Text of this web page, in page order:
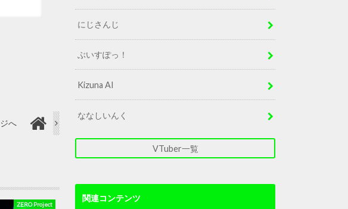
へ
ZERO Project
にじさんじ
ぶいすぽっ！
Kizuna AI
ななしいんく
VTuber一覧
関連コンテンツ